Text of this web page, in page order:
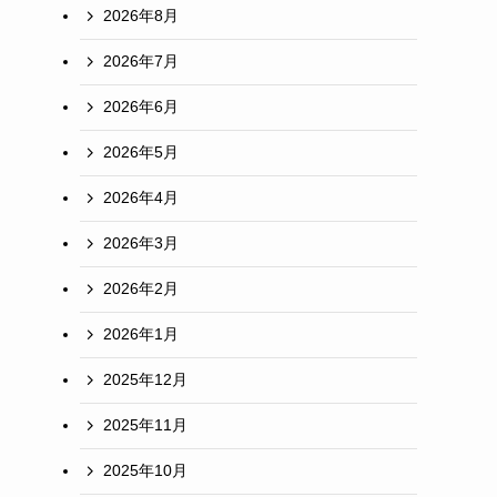
2026年8月
2026年7月
2026年6月
2026年5月
2026年4月
2026年3月
2026年2月
2026年1月
2025年12月
2025年11月
2025年10月